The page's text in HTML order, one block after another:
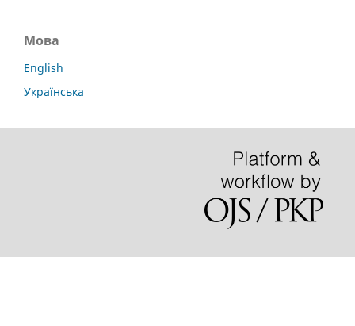
Мова
English
Українська